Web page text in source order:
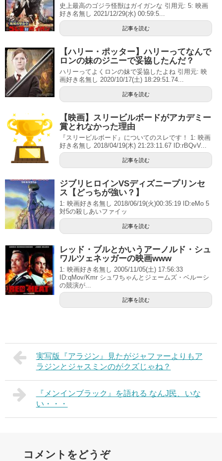
史上最高のゴジラ怪獣はガイガンな 引用元: 5: 映画
好き名無し 2021/12/29(水) 00:59:5...
記事を読む
【ハリー・ポッター】ハリーってなんで
ロンの妹のジニーで妥協したんだ？
ハリーってよくロンの妹で妥協したよね 引用元: 映
画好き名無し 2020/10/17(土) 18:29:51.74...
記事を読む
【映画】スリービルボードがアカデミー
賞とれなかった理由
『スリービルボード』についてのスレです！ 1: 映画
好き名無し 2018/04/19(木) 21:23:11.67 ID:rBQvV...
記事を読む
ジブリヒロインVSディズニープリンセ
ス【どっちが強い？】
1: 映画好き名無し 2018/06/19(火)00:35:19 ID:eMo 5
対5の殺しあいファイッ
記事を読む
レッド・ブルとかいうアーノルド・シュ
ワルツェネッガーの映画www
1: 映画好き名無し 2005/11/05(土) 17:56:33
ID:qMov/Kmr シュワちゃんとジェームズ・ベルーシ
の競演が...
記事を読む
実写版『アラジン』見たがジャファーよりもア
ラジンとジャスミンのがクズじゃね？
『メンインブラック』を語れる なんJ民、いな
い・・・
コメントをどうぞ